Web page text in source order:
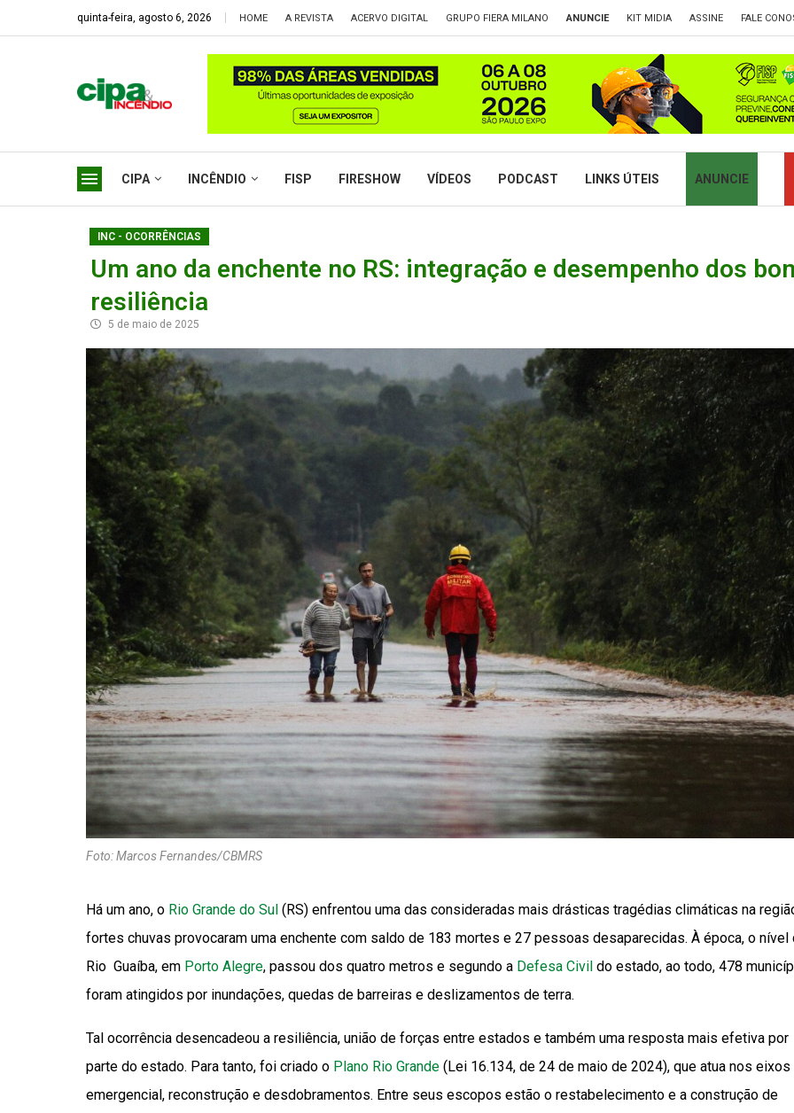
quinta-feira, agosto 6, 2026 HOME A REVISTA ACERVO DIGITAL GRUPO FIERA MILANO ANUNCIE KIT MIDIA ASSINE FALE
CIPA INCÊNDIO FISP FIRESHOW VÍDEOS PODCAST LINKS ÚTEIS ANUNCIE
INC - OCORRÊNCIAS
Um ano da enchente no RS: integração e desempenho dos
resiliência
5 de maio de 2025
Foto: Marcos Fernandes/CBMRS
Há um ano, o Rio Grande do Sul (RS) enfrentou uma das consideradas mais drásticas tragédias climáticas na
fortes chuvas provocaram uma enchente com saldo de 183 mortes e 27 pessoas desaparecidas. À época, o nível
Rio Guaíba, em Porto Alegre, passou dos quatro metros e segundo a Defesa Civil do estado, ao todo, 478
foram atingidos por inundações, quedas de barreiras e deslizamentos de terra.
Tal ocorrência desencadeou a resiliência, união de forças entre estados e também uma resposta mais efetiva por
parte do estado. Para tanto, foi criado o Plano Rio Grande (Lei 16.134, de 24 de maio de 2024), que atua nos eixos
emergencial, reconstrução e desdobramentos. Entre seus escopos estão o restabelecimento e a construção de